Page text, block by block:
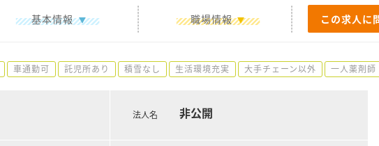
基本情報 職場情報 この求人に
車通勤可 託児所あり 積雪なし 生活環境充実 大手チェーン以外 一人薬剤師
法人名 非公開